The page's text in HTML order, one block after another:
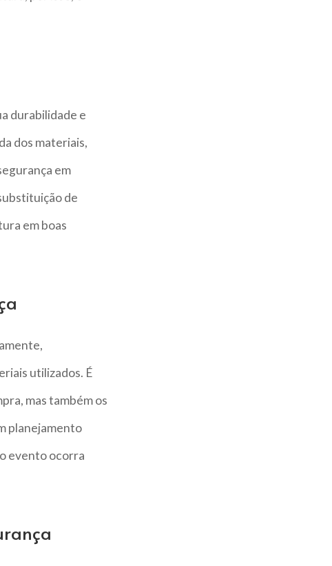
durabilidade e
dos materiais,
em
de
em boas
utilizados. É
mas também os
planejamento
evento ocorra